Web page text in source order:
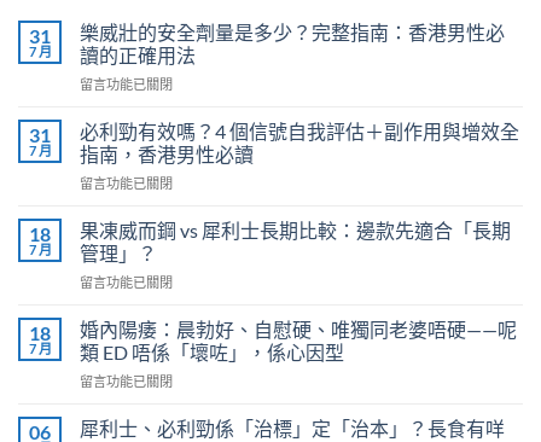
31
7 月
樂威壯的安全劑量是多少？完整指南：香港男性必
讀的正確用法
在
威
壯
的
安
劑
量
是
多
完
整
南：
港
留言功能已關閉
31
7 月
必利勁有效嗎？4 個信號自我評估＋副作用與增效全
指南，香港男性必讀
在
利
勁
有
效
4
個
信
號
我
留言功能已關閉
18
7 月
果凍威而鋼 vs 犀利士長期比較：邊款先適合「長期
管理」？
在
凍
威
而
鋼
犀
留言功能已關閉
18
7 月
婚內陽痿：晨勃好、自慰硬、唯獨同老婆唔硬——呢
類 ED 唔係「壞咗」，係心因型
在
內
留言功能已關閉
06
犀利士、必利勁係「治標」定「治本」？長食有咩